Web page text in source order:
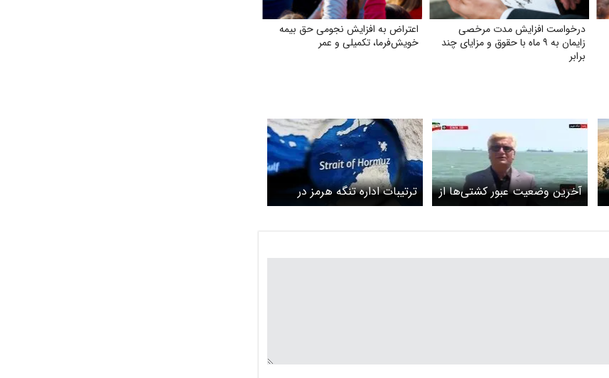
درخواست افزایش مدت مرخصی
زایمان به ۹ ماه با حقوق و مزایای چند
برابر
اعتراض به افزایش نجومی حق بیمه
خویش‌فرما، تکمیلی و عمر
آخرین وضعیت عبور کشتی‌ها از
تنگه هرمز/ همچنان در انتظار
ترتیبات اداره تنگه هرمز در
تفاهم‌نامه پایان جنگ چگونه